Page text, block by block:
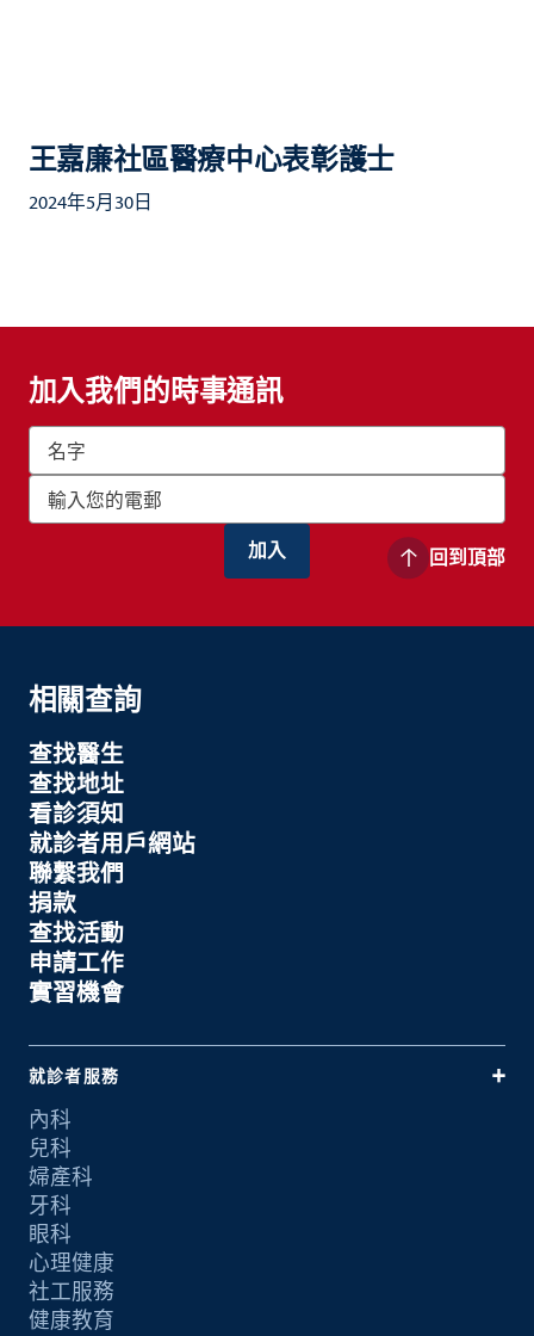
王嘉廉社區醫療中心表彰護士
2024年5月30日
加入我們的時事通訊
回到頂部
相關查詢
查找醫生
查找地址
看診須知
就診者用戶網站
聯繫我們
捐款
查找活動
申請工作
實習機會
就診者服務
內科
兒科
婦產科
牙科
眼科
心理健康
社工服務
健康教育